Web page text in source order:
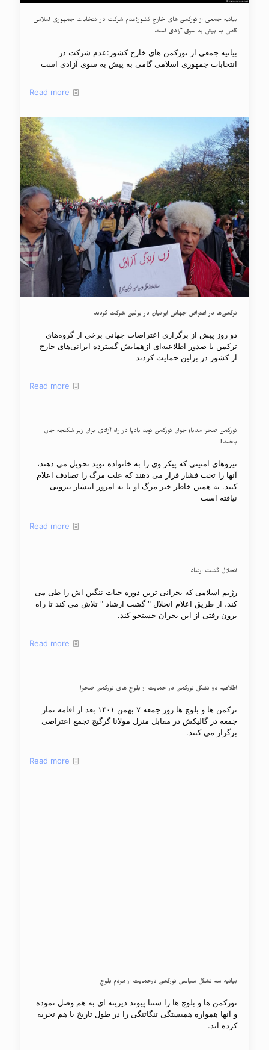
بیانیه جمعی از تورکمن های خارج کشور:عدم شرکت در انتخابات جمهوری اسلامی
گامی به پیش به سوی آزادی است
بیانیه جمعی از تورکمن های خارج کشور:عدم شرکت در
انتخابات جمهوری اسلامی گامی به پیش به سوی آزادی است
Read more
ترکمن‌ها در اعتراض جهانی ایرانیان در برلین شرکت کردند
دو روز پیش از برگزاری اعتراضات جهانی برخی از گروه‌های
ترکمن با صدور اطلاعیه‌ای ازهمایش گسترده ایرانی‌های خارج
از کشور در برلین حمایت کردند
Read more
تورکمن صحرا مدیا؛ جوان تورکمن نوید بادپا در راه آزادی ایران زیر شکنجه جان
باخت!
نیروهای امنیتی که پیکر وی را به خانواده نوید تحویل می دهند،
آنها را تحت فشار قرار می دهند که علت مرگ را تصادف اعلام
کنند. به همین خاطر خبر مرگ او تا به امروز انتشار بیرونی
نیافته است
Read more
انحلال گشت ارشاد
رژیم اسلامى که بحرانى ترین دوره حیات ننگین اش را طى مى
کند، از طریق اعلام انحلال " گشت ارشاد " تلاش مى کند تا راه
برون رفتى از این بحران جستجو کند.
Read more
اطلاعیه دو تشکل تورکمن در حمایت از بلوچ هاى تورکمن صحرا
ترکمن ها و بلوچ ها روز جمعه ۷ بهمن ۱۴۰۱ بعد از اقامه نماز
جمعه در گالیکش در مقابل منزل مولانا گرگیج تجمع اعتراضی
برگزار می کنند.
Read more
بیانیه سه تشکل سیاسى تورکمن درحمایت از مردم بلوچ
تورکمن ها و بلوچ ها را سنتا پیوند دیرینه اى به هم وصل نموده
و آنها همواره همبستگى تنگاتنگى را در طول تاریخ با هم تجربه
کرده اند.